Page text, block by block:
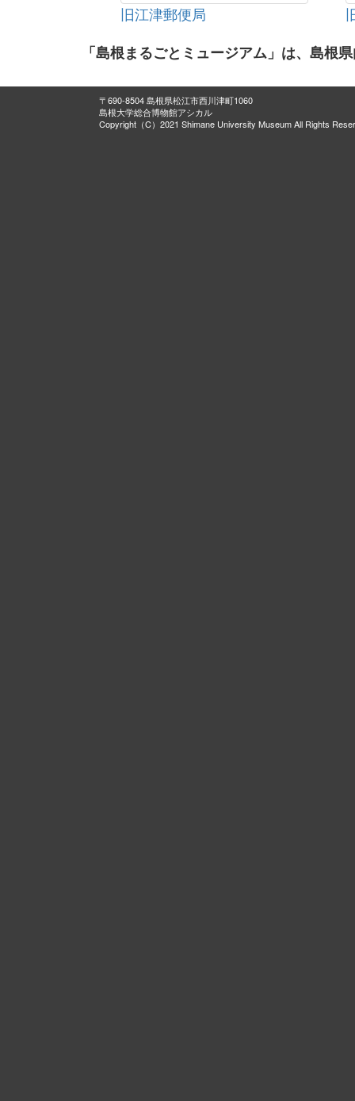
旧江津郵便局
「島根まるごとミュージアム」は、島根
〒690-8504 島根県松江市西川津町1060
島根大学総合博物館アシカル
Copyright（C）2021 Shimane University Museum All Rights